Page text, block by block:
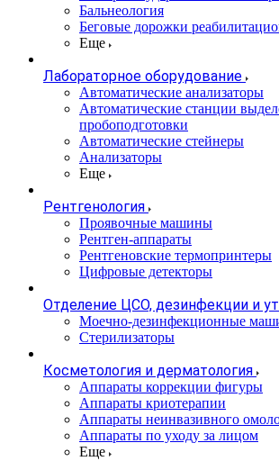
Бальнеология
Беговые дорожки
Еще
Лабораторное оборудование
Автоматические анализаторы
Автоматические станции
пробоподготовки
Автоматические стейнеры
Анализаторы
Еще
Рентгенология
Проявочные машины
Рентген-аппараты
Рентгеновские термопринтеры
Цифровые детекторы
Отделение ЦСО, дезинфекции и
Моечно-дезинфекционные
Стерилизаторы
Косметология и дерматология
Аппараты коррекции фигуры
Аппараты криотерапии
Аппараты неинвазивного
Аппараты по уходу за лицом
Еще